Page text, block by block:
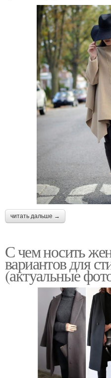
читать дальше →
С чем носить
вариантов для
(актуальные